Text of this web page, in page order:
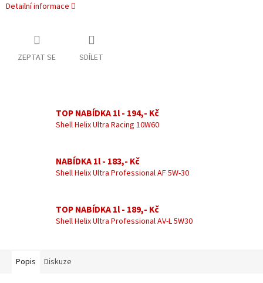
Detailní informace
ZEPTAT SE SDÍLET
TOP NABÍDKA 1l - 194,- Kč
Shell Helix Ultra Racing 10W60
NABÍDKA 1l - 183,- Kč
Shell Helix Ultra Professional AF 5W-30
TOP NABÍDKA 1l - 189,- Kč
Shell Helix Ultra Professional AV-L 5W30
Popis Diskuze